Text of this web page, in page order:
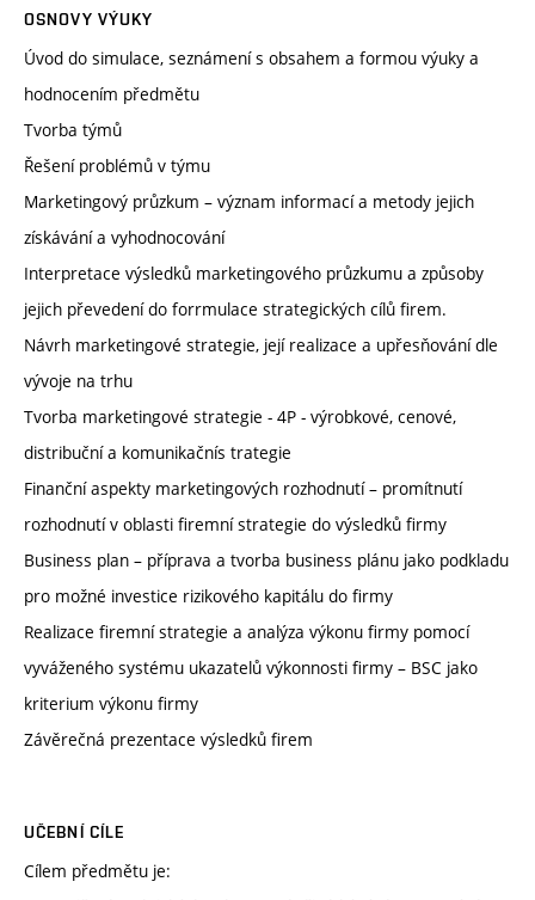
OSNOVY VÝUKY
Úvod do simulace, seznámení s obsahem a formou výuky a
hodnocením předmětu
Tvorba týmů
Řešení problémů v týmu
Marketingový průzkum – význam informací a metody jejich
získávání a vyhodnocování
Interpretace výsledků marketingového průzkumu a způsoby
jejich převedení do forrmulace strategických cílů firem.
Návrh marketingové strategie, její realizace a upřesňování dle
vývoje na trhu
Tvorba marketingové strategie - 4P - výrobkové, cenové,
distribuční a komunikačnís trategie
Finanční aspekty marketingových rozhodnutí – promítnutí
rozhodnutí v oblasti firemní strategie do výsledků firmy
Business plan – příprava a tvorba business plánu jako podkladu
pro možné investice rizikového kapitálu do firmy
Realizace firemní strategie a analýza výkonu firmy pomocí
vyváženého systému ukazatelů výkonnosti firmy – BSC jako
kriterium výkonu firmy
Závěrečná prezentace výsledků firem
UČEBNÍ CÍLE
Cílem předmětu je: